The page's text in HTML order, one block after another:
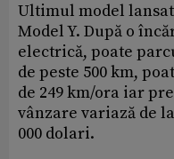
Ultimul model
Model Y. După o
electrică, poate
de peste 500 km,
de 249 km/ora iar
vânzare variază de la
000 dolari.